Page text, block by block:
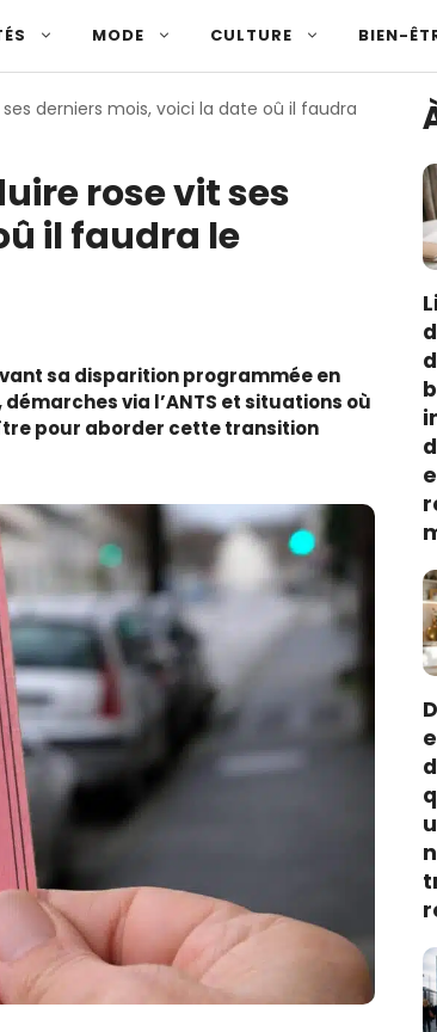
MODE CULTURE BIEN-
derniers mois, voici la date oû il faudra
rose vit ses
il faudra le
sa disparition programmée en
via l’ANTS et situations où
pour aborder cette transition